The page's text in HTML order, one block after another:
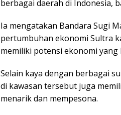
berbagai daerah di Indonesia,
Ia mengatakan Bandara Sugi
pertumbuhan ekonomi Sultra
memiliki potensi ekonomi yang
Selain kaya dengan berbagai
di kawasan tersebut juga
menarik dan mempesona.